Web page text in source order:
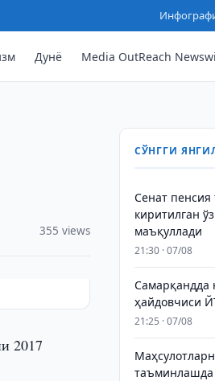
Дунё Media OutReach
355 views
2017
СЎНГГИ
Сенат
киритилган
маъқуллади
21:30 · 07/08
ҳайдовчиси
21:25 · 07/08